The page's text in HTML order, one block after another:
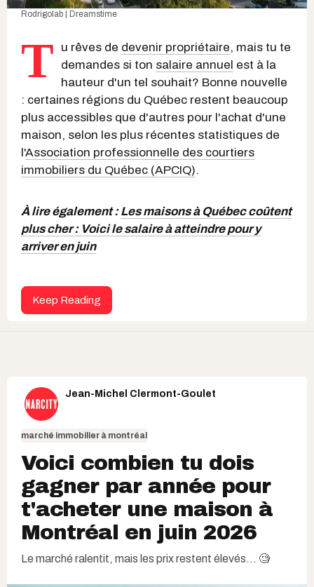
Rodrigolab | Dreamstime
T u rêves de devenir propriétaire, mais tu te
demandes si ton salaire annuel est à la
hauteur d'un tel souhait? Bonne nouvelle
: certaines régions du Québec restent beaucoup
plus accessibles que d'autres pour l'achat d'une
maison, selon les plus récentes statistiques de
l'Association professionnelle des courtiers
immobiliers du Québec (APCIQ).
À lire également :Les maisons à Québec coûtent
plus cher : Voici le salaire à atteindre pour y
arriver en juin
Keep Reading
Jean-Michel Clermont-Goulet
marché immobilier à montréal
Voici combien tu dois
gagner par année pour
t'acheter une maison à
Montréal en juin 2026
Le marché ralentit, mais les prix restent élevés... 🧐